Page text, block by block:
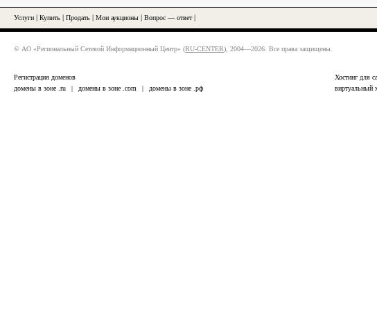
Услуги Купить Продать Мои аукционы Вопрос — ответ|
© АО «Региональный Сетевой Информационный Центр» (RU-CENTER), 2004—2026. Все права защищены.
Регистрация доменов
домены в зоне .ru
| домены в зоне .com | домены в зоне .рф
Хостинг для
виртуальный